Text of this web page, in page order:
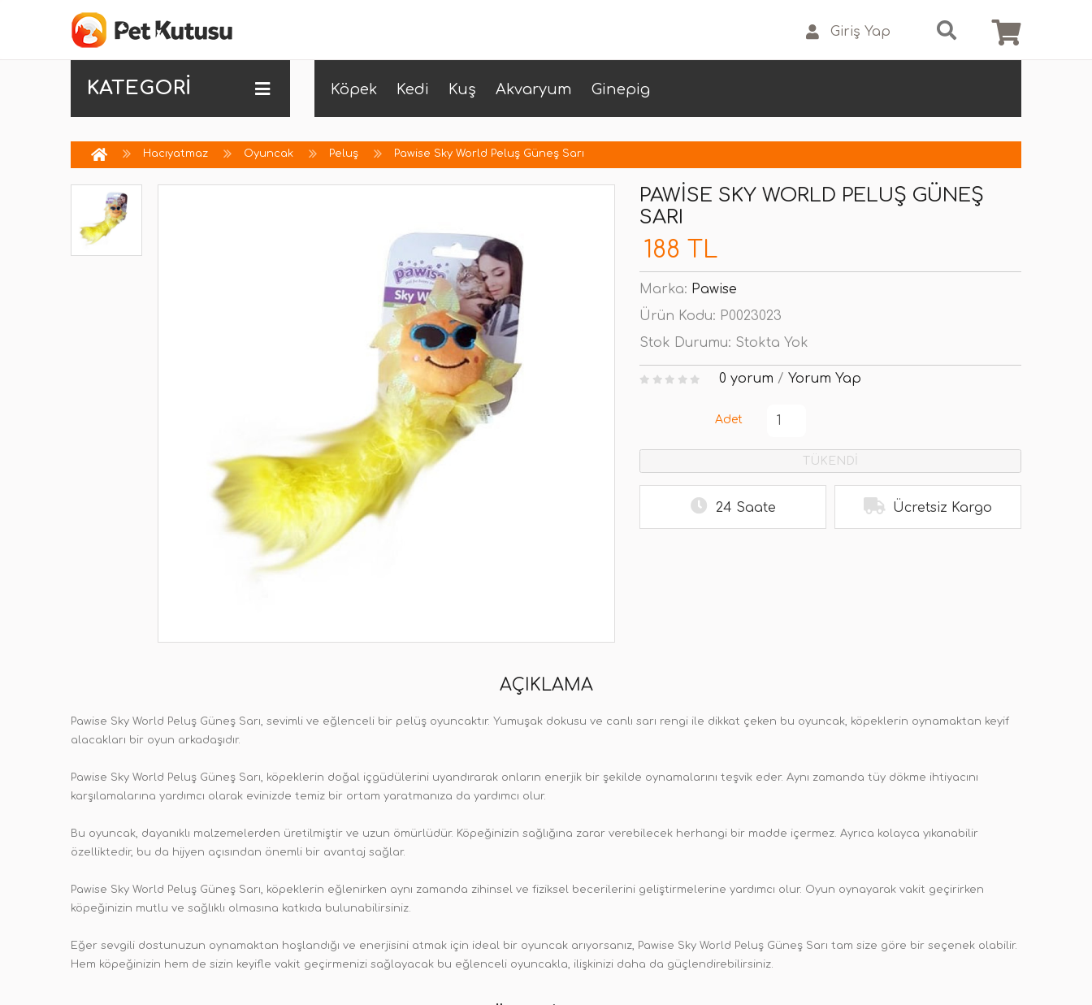
Giriş Yap
KATEGORİ Köpek Kedi Kuş Akvaryum Ginepig
Hacıyatmaz Oyuncak Peluş Pawise Sky World Peluş Güneş Sarı
PAWISE SKY WORLD PELUŞ GÜNEŞ
SARI
188 TL
Marka: Pawise
Ürün Kodu: P0023023
Stok Durumu: Stokta Yok
0 yorum / Yorum Yap
Adet
TÜKENDİ
24 Saate Ücretsiz Kargo
AÇIKLAMA
Pawise Sky World Peluş Güneş Sarı, sevimli ve eğlenceli bir pelüş oyuncaktır. Yumuşak dokusu ve canlı sarı rengi ile dikkat çeken bu oyuncak, köpeklerin oynamaktan keyif
alacakları bir oyun arkadaşıdır.
Pawise Sky World Peluş Güneş Sarı, köpeklerin doğal içgüdülerini uyandırarak onların enerjik bir şekilde oynamalarını teşvik eder. Aynı zamanda tüy dökme ihtiyacını
karşılamalarına yardımcı olarak evinizde temiz bir ortam yaratmanıza da yardımcı olur.
Bu oyuncak, dayanıklı malzemelerden üretilmiştir ve uzun ömürlüdür. Köpeğinizin sağlığına zarar verebilecek herhangi bir madde içermez. Ayrıca kolayca yıkanabilir
özelliktedir, bu da hijyen açısından önemli bir avantaj sağlar.
Pawise Sky World Peluş Güneş Sarı, köpeklerin eğlenirken aynı zamanda zihinsel ve fiziksel becerilerini geliştirmelerine yardımcı olur. Oyun oynayarak vakit geçirirken
köpeğinizin mutlu ve sağlıklı olmasına katkıda bulunabilirsiniz.
Eğer sevgili dostunuzun oynamaktan hoşlandığı ve enerjisini atmak için ideal bir oyuncak arıyorsanız, Pawise Sky World Peluş Güneş Sarı tam size göre bir seçenek olabilir.
Hem köpeğinizin hem de sizin keyifle vakit geçirmenizi sağlayacak bu eğlenceli oyuncakla, ilişkinizi daha da güçlendirebilirsiniz.